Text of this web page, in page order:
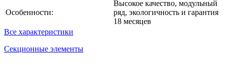
Особенности:
Высокое качество, модульный
ряд, экологичность и гарантия
18 месяцев
Все характеристики
Секционные элементы